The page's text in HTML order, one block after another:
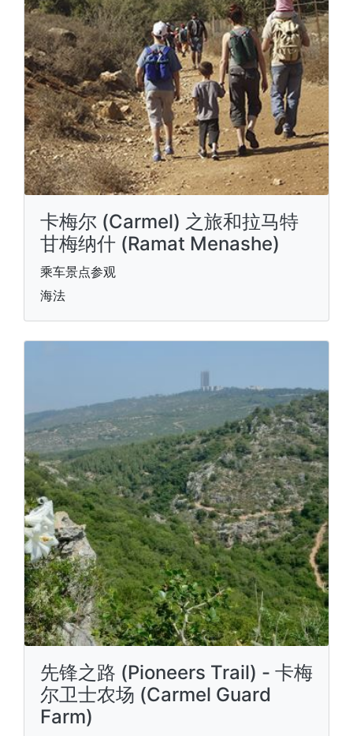
卡梅尔 (Carmel) 之旅和拉马特
甘梅纳什 (Ramat Menashe)
乘车景点参观
海法
先锋之路 (Pioneers Trail) - 卡梅
尔卫士农场 (Carmel Guard
Farm)